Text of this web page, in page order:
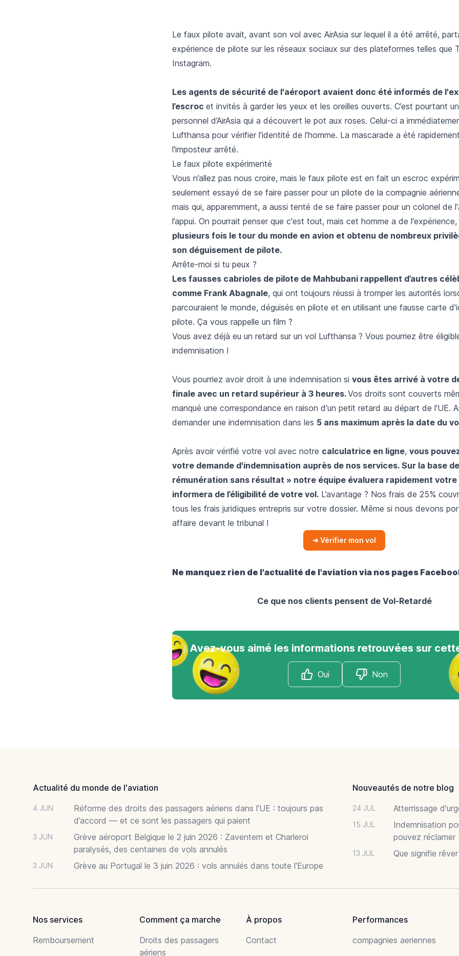
Le faux pilote avait, avant son vol avec AirAsia sur lequel il a été arrêté,
expérience de pilote sur les réseaux sociaux sur des plateformes telles que
Instagram.
Les agents de sécurité de l'aéroport avaient donc été informés de
l’escroc et invités à garder les yeux et les oreilles ouverts. C’est pourtant
personnel d’AirAsia qui a découvert le pot aux roses. Celui-ci a
Lufthansa pour vérifier l’identité de l’homme. La mascarade a été
l'imposteur arrêté.
Le faux pilote expérimenté
Vous n’allez pas nous croire, mais le faux pilote est en fait un escroc
seulement essayé de se faire passer pour un pilote de la compagnie
mais qui, apparemment, a aussi tenté de se faire passer pour un colonel de
l’appui. On pourrait penser que c'est tout, mais cet homme a de l'expérience,
plusieurs fois le tour du monde en avion et obtenu de nombreux
son déguisement de pilote.
Arrête-moi si tu peux ?
Les fausses cabrioles de pilote de Mahbubani rappellent d’autres
comme Frank Abagnale, qui ont toujours réussi à tromper les autorités
parcouraient le monde, déguisés en pilote et en utilisant une fausse carte
pilote. Ça vous rappelle un film ?
Vous avez déjà eu un retard sur un vol Lufthansa ? Vous pourriez être
indemnisation !
Vous pourriez avoir droit à une indemnisation si vous êtes arrivé à votre
finale avec un retard supérieur à 3 heures.Vos droits sont couverts
manqué une correspondance en raison d'un petit retard au départ de l'UE.
demander une indemnisation dans les 5 ans maximum après la date du
Après avoir vérifié votre vol avec notre calculatrice en ligne, vous
votre demande d'indemnisation auprès de nos services. Sur la base
rémunération sans résultat » notre équipe évaluera rapidement
informera de l’éligibilité de votre vol. L’avantage ? Nos frais de 25%
tous les frais juridiques entrepris sur votre dossier. Même si nous devons
affaire devant le tribunal !
➜ Vérifier mon vol
Ne manquez rien de l'actualité de l'aviation via nos pages
Ce que nos clients pensent de Vol-Retardé
Avez-vous aimé les informations retrouvées sur
Oui Non
Actualité du monde de l'aviation
4 JUN
Réforme des droits des passagers aériens dans l’UE : toujours pas
d’accord — et ce sont les passagers qui paient
3 JUN
Grève aéroport Belgique le 2 juin 2026 : Zaventem et Charleroi
paralysés, des centaines de vols annulés
3 JUN Grève au Portugal le 3 juin 2026 : vols annulés dans toute l'Europe
Nouveautés de notre blog
24 JUL Atterrissage
15 JUL
Indemnisation
pouvez réclamer
13 JUL Que signifie
Nos services
Remboursement
Comment ça marche
Droits des passagers
aériens
À propos
Contact
Performances
compagnies aeriennes